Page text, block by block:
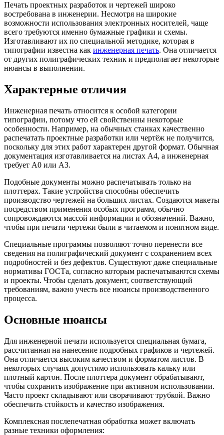
Печать проектных разработок и чертежей широко
востребована в инженерии. Несмотря на широкие
возможности использования электронных носителей, чаще
всего требуются именно бумажные графики и схемы.
Изготавливают их по специальной методике, которая в
типографии известна как инженерная печать. Она отличается
от других полиграфических техник и предполагает некоторые
нюансы в выполнении.
Характерные отличия
Инженерная печать относится к особой категории
типографии, потому что ей свойственны некоторые
особенности. Например, на обычных станках качественно
распечатать проектные разработки или чертёж не получится,
поскольку для этих работ характерен другой формат. Обычная
документация изготавливается на листах А4, а инженерная
требует А0 или А3.
Подобные документы можно распечатывать только на
плоттерах. Такие устройства способны обеспечить
производство чертежей на больших листах. Создаются макеты
посредством применения особых программ, обычно
сопровождаются массой информации и обозначений. Важно,
чтобы при печати чертежи были в читаемом и понятном виде.
Специальные программы позволяют точно перенести все
сведения на полиграфический документ с сохранением всех
подробностей и без дефектов. Существуют даже специальные
нормативы ГОСТа, согласно которым распечатываются схемы
и проекты. Чтобы сделать документ, соответствующий
требованиям, важно учесть все нюансы производственного
процесса.
Основные нюансы
Для инженерной печати используется специальная бумага,
рассчитанная на нанесение подробных графиков и чертежей.
Она отличается высоким качеством и форматом листов. В
некоторых случаях допустимо использовать кальку или
плотный картон. После плоттера документ обрабатывают,
чтобы сохранить изображение при активном использовании.
Часто проект складывают или сворачивают трубкой. Важно
обеспечить стойкость и качество изображения.
Комплексная послепечатная обработка может включать
разные техники оформления: